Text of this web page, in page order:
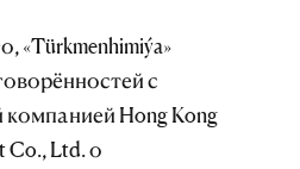
«Türkmenhimiýa»
с
компанией Hong Kong
Co., Ltd. о